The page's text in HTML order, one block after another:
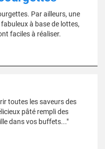
Par ailleurs, une
à base de lottes,
faciles à réaliser.
toutes les saveurs des
pâté rempli des
dans vos buffets..."